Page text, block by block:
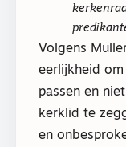
Volgens
eerlijkheid
passen en
kerklid te
en